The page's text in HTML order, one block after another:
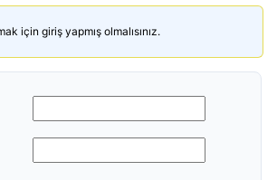
için giriş yapmış olmalısınız.